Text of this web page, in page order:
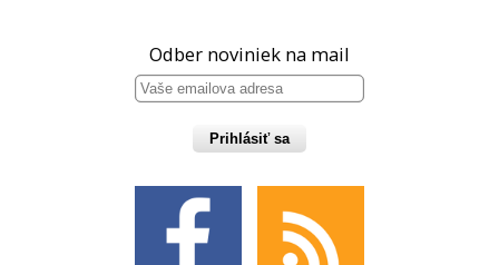
Odber noviniek na mail
Prihlásiť sa